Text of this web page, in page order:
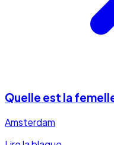
Quelle est la
Amsterdam